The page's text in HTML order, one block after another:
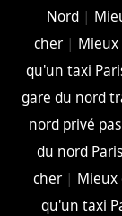
Nord|
cher |
qu'un taxi
gare du nord
nord privé
du nord Paris
cher | Mieux
qu'un taxi